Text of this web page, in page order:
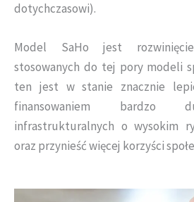
dotychczasowi).
Model SaHo jest
stosowanych do tej pory modeli
ten jest w stanie znacznie
finansowaniem bardzo
infrastrukturalnych o wysokim
oraz przynieść więcej korzyści